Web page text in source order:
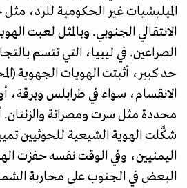
الميليشيات غير الحكومية للرد،
الانتقالي الجنوبي. وبالمثل لعبت
الصراعين. في ليبيا، التي تتسم
حد كبير، أثبتت الهويات الجهوية
الانقسام، سواء في طرابلس وبرقة،
محددة مثل سرت ومصراتة والزنتان.
شكَّلت الهوية الشيعية للحوثيين
اليمنيين، وفي الوقت نفسه حفزت
البعض في الجنوب على محاربة